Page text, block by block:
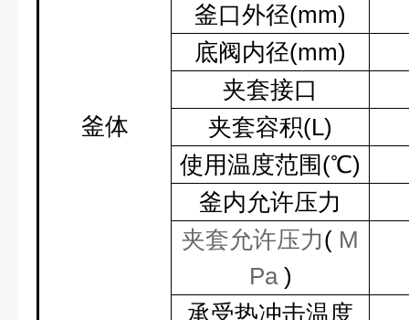
釜体
釜口外径(mm)
底阀内径(mm)
夹套接口
夹套容积(L)
使用温度范围(℃)
釜内允许压力
夹套允许压力( M
Pa)
承受热冲击温度